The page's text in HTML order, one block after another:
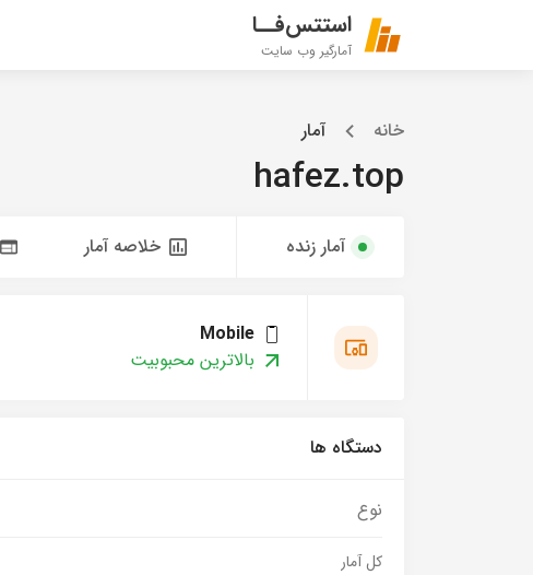
استتس‌فــا
آمارگیر وب سایت
خانه آمار
hafez.top
آمار زنده خلاصه آمار
Mobile
بالاترین محبوبیت
دستگاه ها
نوع
کل آمار